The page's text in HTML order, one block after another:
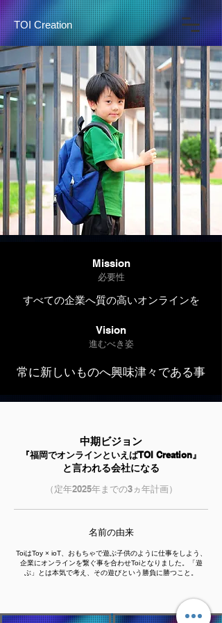
TOI Creation
Mission
必要性
すべての企業へ質の高いオンラインを
Vision
進むべき姿
常に新しいものへ興味津々である事
中期ビジョン
『福岡でオンラインといえばTOI Creation』
と言われる会社になる
（定年2025年までの3ヵ年計画）
名前の由来
ToiはToy × ioT、おもちゃで遊ぶ子供のように仕事をしよう、
企業にオンラインを繋ぐ事を合わせToiとなりました。「遊
ぶ」とは本気で考え、その遊びという勝負に勝つこと。